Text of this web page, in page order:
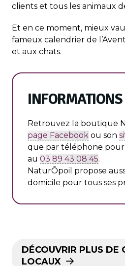
clients et tous les animaux
Et en ce moment, mieux
fameux calendrier de
et aux chats.
Retrouvez la boutique
page Facebook ou son
que par téléphone
au 03 89 43 08 45.
NaturÔpoil propose
domicile pour tous ses
DÉCOUVRIR PLUS DE
LOCAUX